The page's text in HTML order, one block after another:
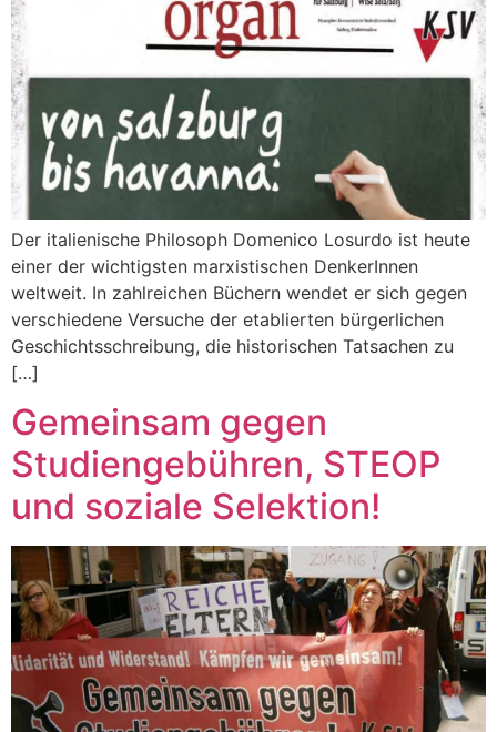
Der italienische Philosoph Domenico Losurdo ist heute
einer der wichtigsten marxistischen DenkerInnen
weltweit. In zahlreichen Büchern wendet er sich gegen
verschiedene Versuche der etablierten bürgerlichen
Geschichtsschreibung, die historischen Tatsachen zu
[…]
Gemeinsam gegen
Studiengebühren, STEOP
und soziale Selektion!